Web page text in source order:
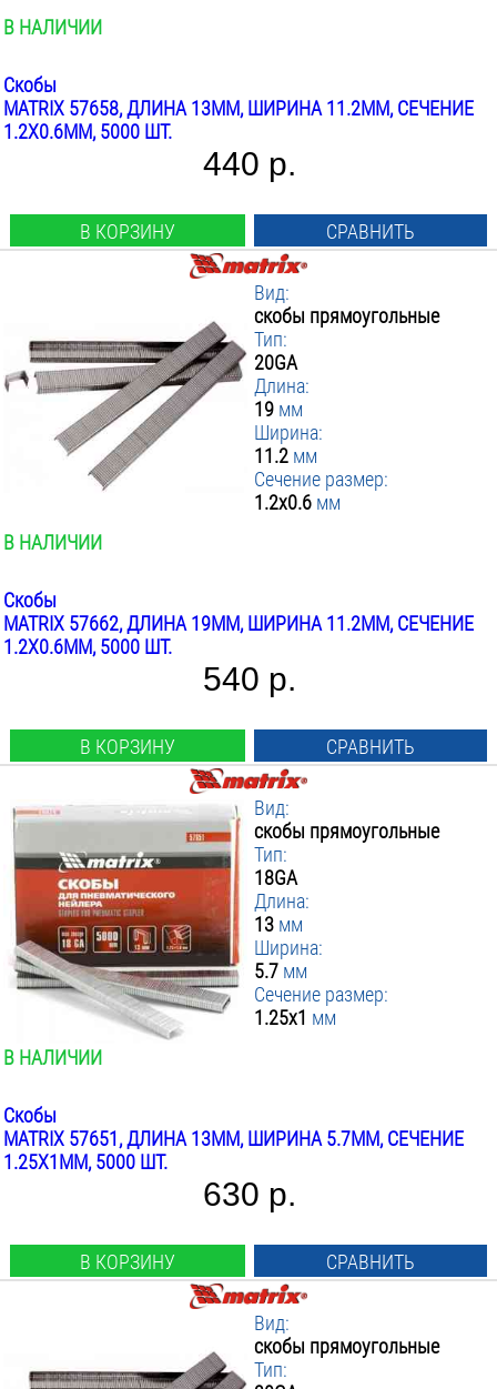
В НАЛИЧИИ
Скобы
MATRIX 57658, ДЛИНА 13ММ, ШИРИНА 11.2ММ, СЕЧЕНИЕ
1.2X0.6ММ, 5000 ШТ.
440 р.
В КОРЗИНУ СРАВНИТЬ
Вид:
скобы прямоугольные
Тип:
20GA
Длина:
19 мм
Ширина:
11.2 мм
Сечение размер:
1.2x0.6 мм
В НАЛИЧИИ
Скобы
MATRIX 57662, ДЛИНА 19ММ, ШИРИНА 11.2ММ, СЕЧЕНИЕ
1.2X0.6ММ, 5000 ШТ.
540 р.
В КОРЗИНУ СРАВНИТЬ
Вид:
скобы прямоугольные
Тип:
18GA
Длина:
13 мм
Ширина:
5.7 мм
Сечение размер:
1.25x1 мм
В НАЛИЧИИ
Скобы
MATRIX 57651, ДЛИНА 13ММ, ШИРИНА 5.7ММ, СЕЧЕНИЕ
1.25X1ММ, 5000 ШТ.
630 р.
В КОРЗИНУ СРАВНИТЬ
Вид:
скобы прямоугольные
Тип: